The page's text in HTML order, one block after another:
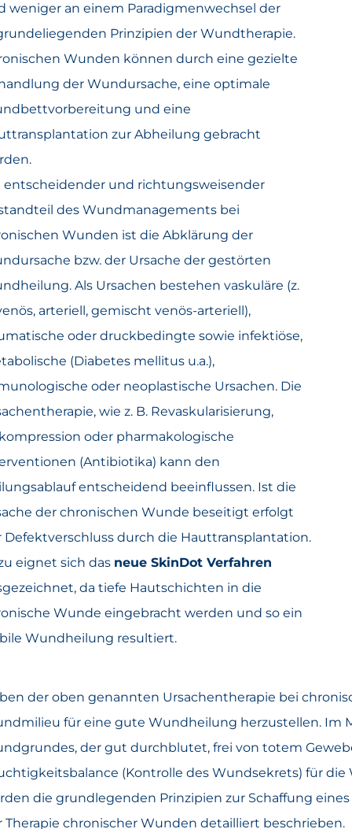
weniger an einem Paradigmenwechsel der
Prinzipien der Wundtherapie.
Wunden können durch eine gezielte
der Wundursache, eine optimale
und eine
zur Abheilung gebracht
entscheidender und richtungsweisender
des Wundmanagements bei
Wunden ist die Abklärung der
bzw. der Ursache der gestörten
Als Ursachen bestehen vaskuläre (z.
arteriell, gemischt venös-arteriell),
oder druckbedingte sowie infektiöse,
(Diabetes mellitus u.a.),
oder neoplastische Ursachen. Die
wie z. B. Revaskularisierung,
oder pharmakologische
(Antibiotika) kann den
entscheidend beeinflussen. Ist die
der chronischen Wunde beseitigt erfolgt
Defektverschluss durch die Hauttransplantation.
eignet sich das neue SkinDot Verfahren
da tiefe Hautschichten in die
Wunde eingebracht werden und so ein
Wundheilung resultiert.
der oben genannten Ursachentherapie bei
für eine gute Wundheilung herzustellen. Im
der gut durchblutet, frei von totem
(Kontrolle des Wundsekrets) für
die grundlegenden Prinzipien zur Schaffung
Therapie chronischer Wunden detailliert beschrieben.